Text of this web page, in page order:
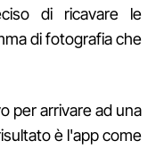
di ricavare le
di fotografia che
per arrivare ad una
è l'app come